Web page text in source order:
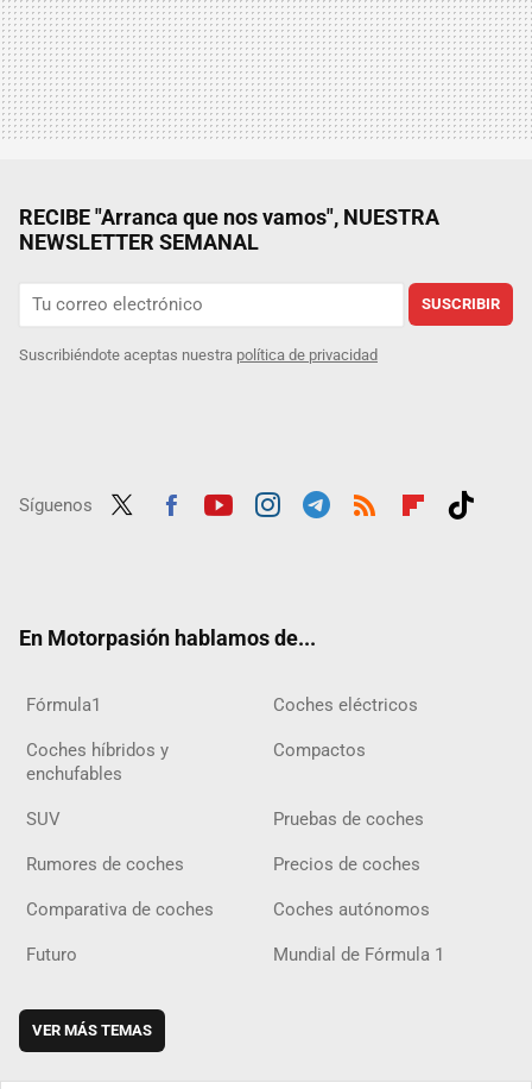
RECIBE "Arranca que nos vamos", NUESTRA
NEWSLETTER SEMANAL
SUSCRIBIR
Suscribiéndote aceptas nuestra política de privacidad
Síguenos
En Motorpasión hablamos de...
Fórmula1 Coches eléctricos
Coches híbridos y
enchufables
Compactos
SUV Pruebas de coches
Rumores de coches Precios de coches
Comparativa de coches Coches autónomos
Futuro Mundial de Fórmula 1
VER MÁS TEMAS